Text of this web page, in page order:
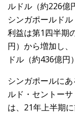
ルドル（約226億
シンガポールド
利益は第1四半期
円）から増加し
ドル（約436億円
シンガポールに
ルド・セントー
は、21年上半期